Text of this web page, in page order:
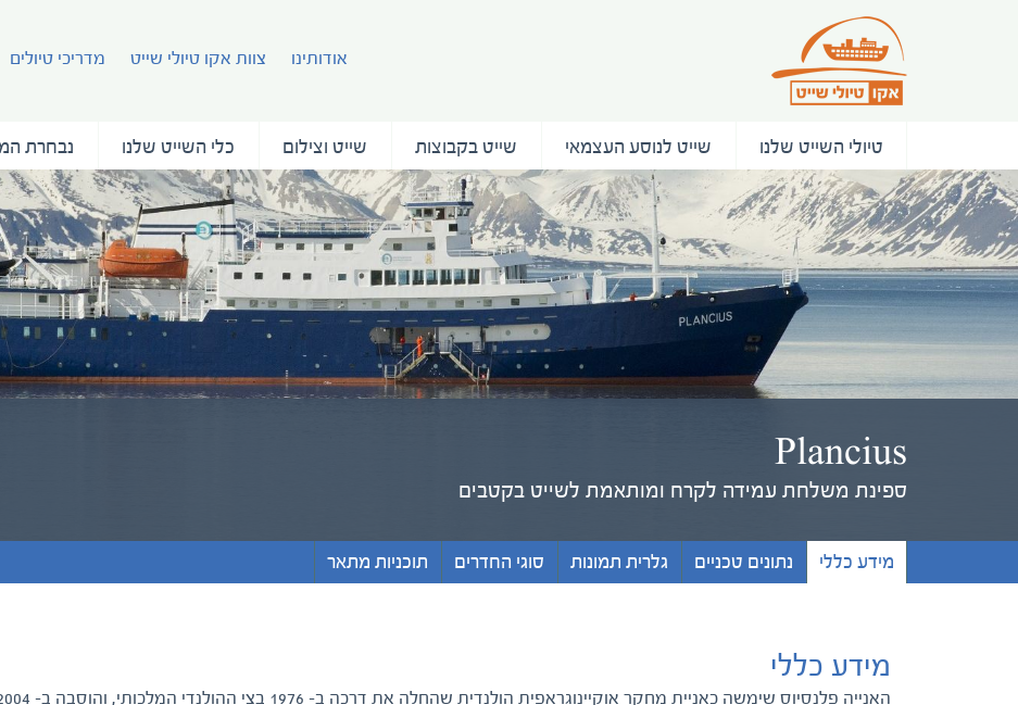
אודותינו צוות אקו טיולי שייט מדריכי טיולים
טיולי השייט שלנו שייט לנוסע העצמאי שייט בקבוצות שייט וצילום כלי השייט שלנו נבחרת
Plancius
ספינת משלחת עמידה לקרח ומותאמת לשייט בקטבים
מידע כללי נתונים טכניים גלרית תמונות סוגי החדרים תוכניות מתאר
מידע כללי
האנייה פלנסיוס שימשה כאניית מחקר אוקיינוגראפית הולנדית שהחלה את דרכה ב- 1976 בצי ההולנדי